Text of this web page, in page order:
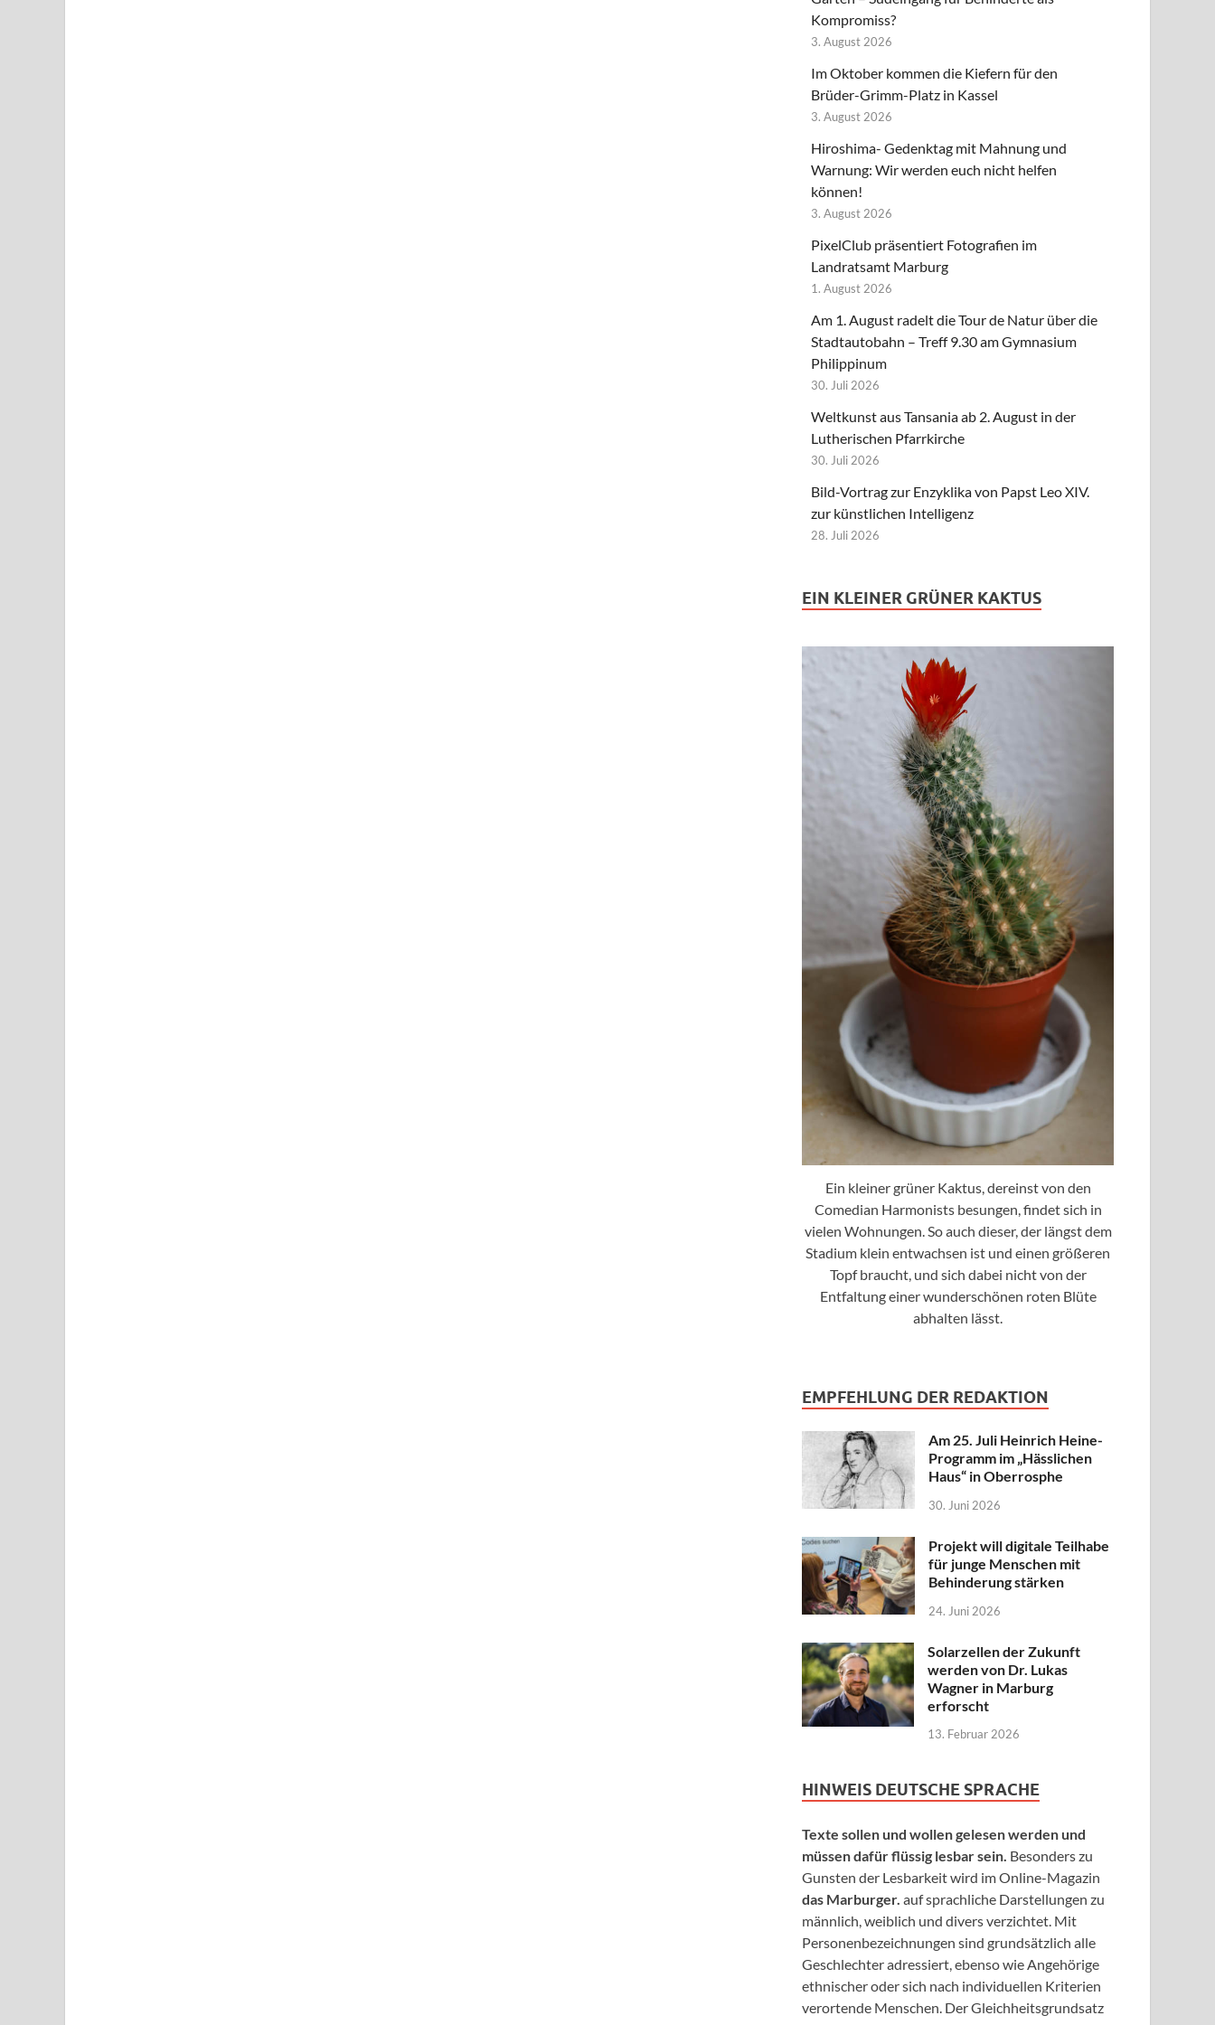
Kompromiss?
3. August 2026
Im Oktober kommen die Kiefern für den
Brüder-Grimm-Platz in Kassel
3. August 2026
Hiroshima- Gedenktag mit Mahnung und
Warnung: Wir werden euch nicht helfen
können!
3. August 2026
PixelClub präsentiert Fotografien im
Landratsamt Marburg
1. August 2026
Am 1. August radelt die Tour de Natur über die
Stadtautobahn – Treff 9.30 am Gymnasium
Philippinum
30. Juli 2026
Weltkunst aus Tansania ab 2. August in der
Lutherischen Pfarrkirche
30. Juli 2026
Bild-Vortrag zur Enzyklika von Papst Leo XIV.
zur künstlichen Intelligenz
28. Juli 2026
EIN KLEINER GRÜNER KAKTUS
Ein kleiner grüner Kaktus, dereinst von den
Comedian Harmonists besungen, findet sich in
vielen Wohnungen. So auch dieser, der längst dem
Stadium klein entwachsen ist und einen größeren
Topf braucht, und sich dabei nicht von der
Entfaltung einer wunderschönen roten Blüte
abhalten lässt.
EMPFEHLUNG DER REDAKTION
Am 25. Juli Heinrich Heine-
Programm im „Hässlichen
Haus“ in Oberrosphe
30. Juni 2026
Projekt will digitale Teilhabe
für junge Menschen mit
Behinderung stärken
24. Juni 2026
Solarzellen der Zukunft
werden von Dr. Lukas
Wagner in Marburg
erforscht
13. Februar 2026
HINWEIS DEUTSCHE SPRACHE
Texte sollen und wollen gelesen werden und
müssen dafür flüssig lesbar sein. Besonders zu
Gunsten der Lesbarkeit wird im Online-Magazin
das Marburger. auf sprachliche Darstellungen zu
männlich, weiblich und divers verzichtet. Mit
Personenbezeichnungen sind grundsätzlich alle
Geschlechter adressiert, ebenso wie Angehörige
ethnischer oder sich nach individuellen Kriterien
verortende Menschen. Der Gleichheitsgrundsatz